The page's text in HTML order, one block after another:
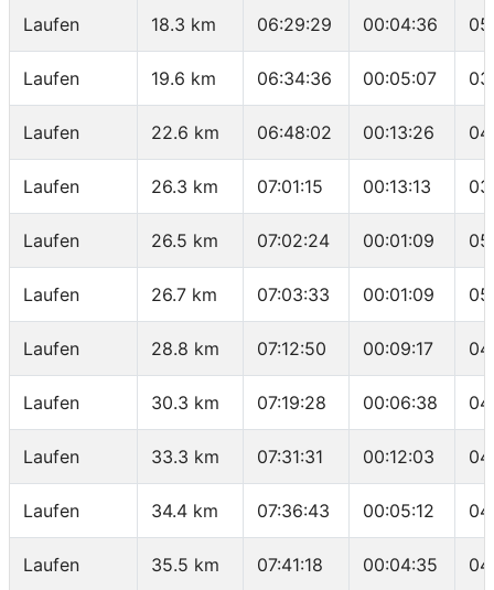
Laufen 18.3 km 06:29:29 00:04:36
Laufen 19.6 km 06:34:36 00:05:07
Laufen 22.6 km 06:48:02 00:13:26
Laufen 26.3 km 07:01:15 00:13:13
Laufen 26.5 km 07:02:24 00:01:09
Laufen 26.7 km 07:03:33 00:01:09
Laufen 28.8 km 07:12:50 00:09:17
Laufen 30.3 km 07:19:28 00:06:38
Laufen 33.3 km 07:31:31 00:12:03
Laufen 34.4 km 07:36:43 00:05:12
Laufen 35.5 km 07:41:18 00:04:35